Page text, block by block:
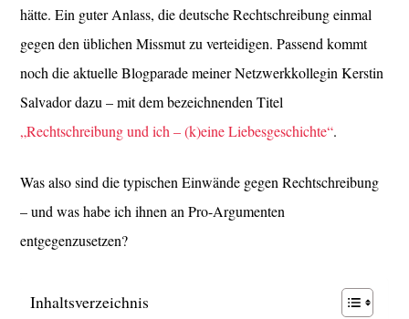
hätte. Ein guter Anlass, die deutsche Rechtschreibung einmal
gegen den üblichen Missmut zu verteidigen. Passend kommt
noch die aktuelle Blogparade meiner Netzwerkkollegin Kerstin
Salvador dazu – mit dem bezeichnenden Titel
„Rechtschreibung und ich – (k)eine Liebesgeschichte“.
Was also sind die typischen Einwände gegen Rechtschreibung
– und was habe ich ihnen an Pro-Argumenten
entgegenzusetzen?
Inhaltsverzeichnis